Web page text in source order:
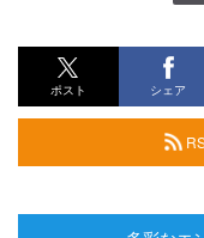
ポスト シェア